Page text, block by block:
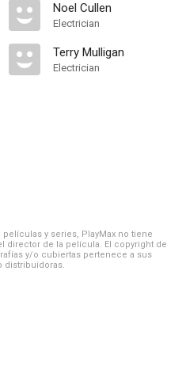
Noel Cullen
Electrician
Terry Mulligan
Electrician
y series, PlayMax no tiene
director de la película. El copyright de
y/o cubiertas pertenece a sus
distribuidoras.